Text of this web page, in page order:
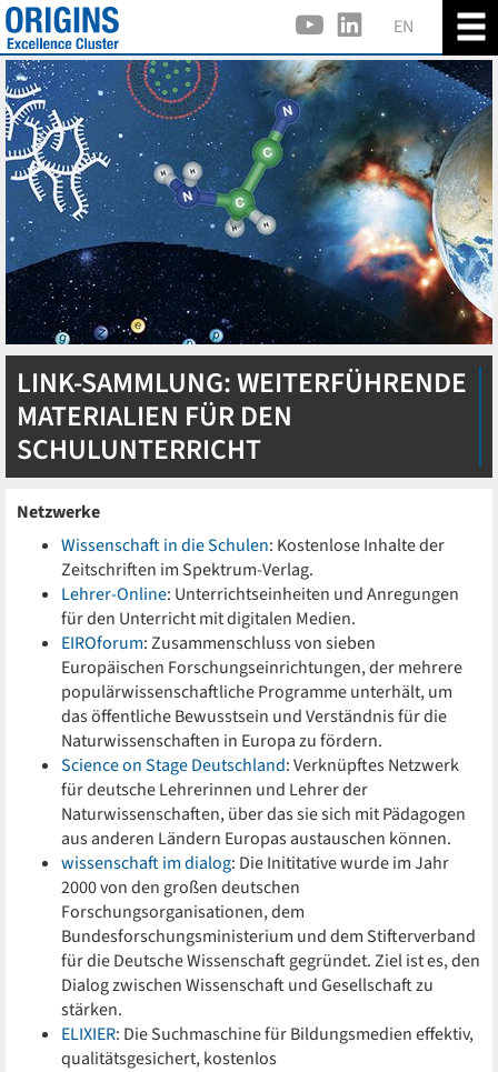
EN
LINK-SAMMLUNG: WEITERFÜHRENDE
MATERIALIEN FÜR DEN
SCHULUNTERRICHT
Netzwerke
Wissenschaft in die Schulen: Kostenlose Inhalte der
Zeitschriften im Spektrum-Verlag.
Lehrer-Online: Unterrichtseinheiten und Anregungen
für den Unterricht mit digitalen Medien.
EIROforum: Zusammenschluss von sieben
Europäischen Forschungseinrichtungen, der mehrere
populärwissenschaftliche Programme unterhält, um
das öffentliche Bewusstsein und Verständnis für die
Naturwissenschaften in Europa zu fördern.
Science on Stage Deutschland: Verknüpftes Netzwerk
für deutsche Lehrerinnen und Lehrer der
Naturwissenschaften, über das sie sich mit Pädagogen
aus anderen Ländern Europas austauschen können.
wissenschaft im dialog: Die Inititative wurde im Jahr
2000 von den großen deutschen
Forschungsorganisationen, dem
Bundesforschungsministerium und dem Stifterverband
für die Deutsche Wissenschaft gegründet. Ziel ist es, den
Dialog zwischen Wissenschaft und Gesellschaft zu
stärken.
ELIXIER: Die Suchmaschine für Bildungsmedien effektiv,
qualitätsgesichert, kostenlos